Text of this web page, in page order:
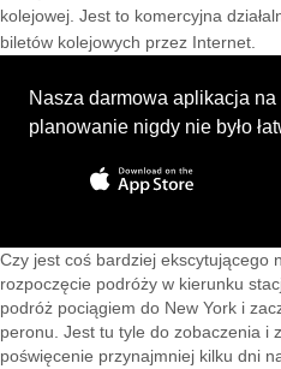
kolejowej. Jest to komercyjna
biletów kolejowych przez Internet.
Nasza darmowa aplikacja
planowanie nigdy nie było
Czy jest coś bardziej ekscytującego
rozpoczęcie podróży w kierunku
podróż pociągiem do New York i
peronu. Jest tu tyle do zobaczenia i
poświęcenie przynajmniej kilku dni